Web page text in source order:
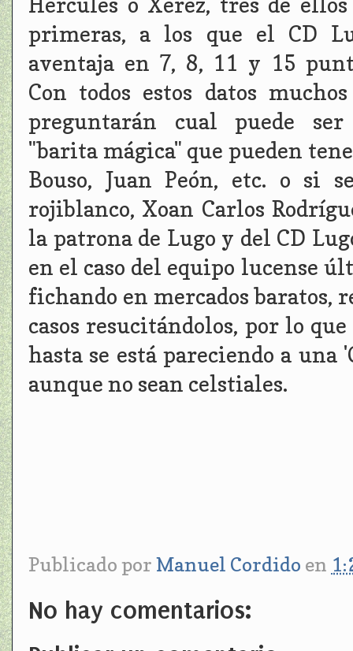
primeras, a los que el CD
aventaja en 7, 8, 11 y 15
Con todos estos datos
preguntarán cual puede
"barita mágica" que pueden
Bouso, Juan Peón, etc. o si
rojiblanco, Xoan Carlos
la patrona de Lugo y del CD
en el caso del equipo lucense
fichando en mercados baratos,
casos resucitándolos, por lo
hasta se está pareciendo a una
aunque no sean celstiales.
Publicado por Manuel Cordido en
No hay comentarios: